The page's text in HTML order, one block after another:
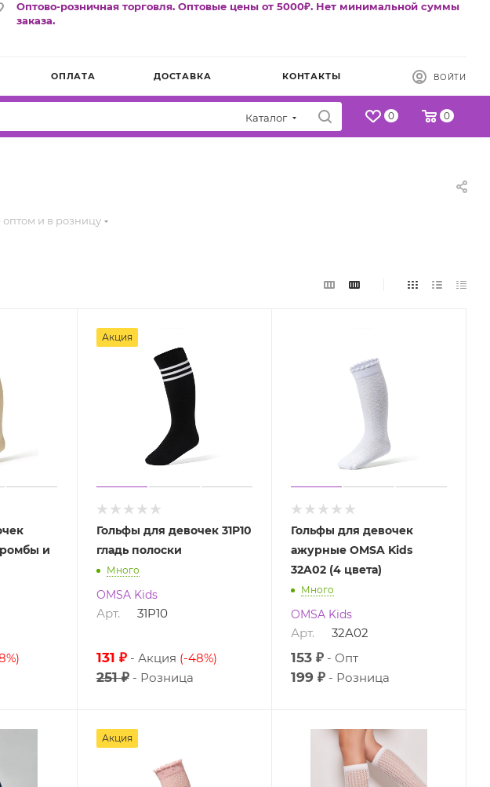
Оптово-розничная торговля. Оптовые цены от 5000₽. Нет минимальной суммы
заказа.
ОПЛАТА ДОСТАВКА КОНТАКТЫ ВОЙТИ
Каталог 0 0
оптом и в розницу
и
Акция
Гольфы для девочек 31P10
гладь полоски
Много
OMSA Kids
Арт. 31P10
131 ₽ Акция (-48%)
251 ₽ Розница
Гольфы для девочек
ажурные OMSA Kids
32A02 (4 цвета)
Много
OMSA Kids
Арт. 32A02
153 ₽ Опт
199 ₽ Розница
Акция